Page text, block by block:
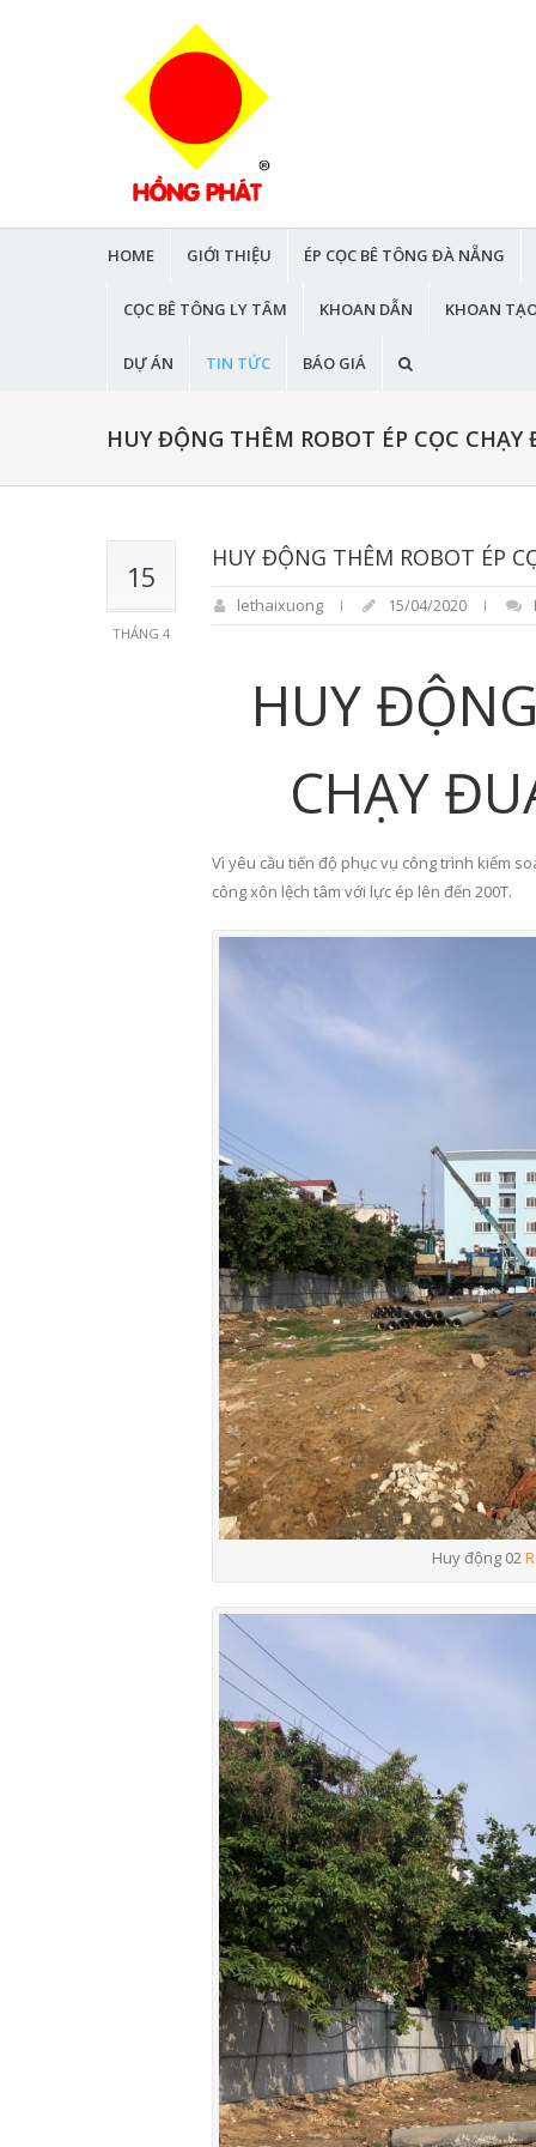
HOME GIỚI THIỆU ÉP CỌC BÊ TÔNG ĐÀ NẴNG
CỌC BÊ TÔNG LY TÂM KHOAN DẪN KHOAN
DỰ ÁN TIN TỨC BÁO GIÁ
HUY ĐỘNG THÊM ROBOT ÉP CỌC
15
THÁNG 4
HUY ĐỘNG THÊM ROBOT ÉP
lethaixuong 15/04/2020
HUY
CHẠY
Vì yêu cầu tiến độ phục vụ công trình kiểm
công xôn lệch tâm với lực ép lên đến 200T.
Huy động 02